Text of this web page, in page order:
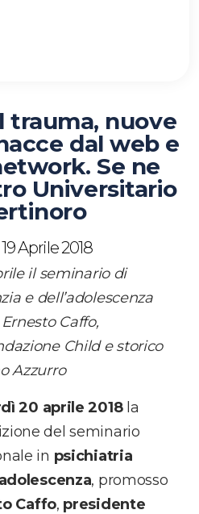
trauma, nuove
dal web e
Se ne
Universitario
19 Aprile 2018
il seminario di
e dell’adolescenza
Caffo,
Child e storico
Azzurro
20 aprile 2018la
del seminario
in psichiatria
, promosso
Caffo, presidente